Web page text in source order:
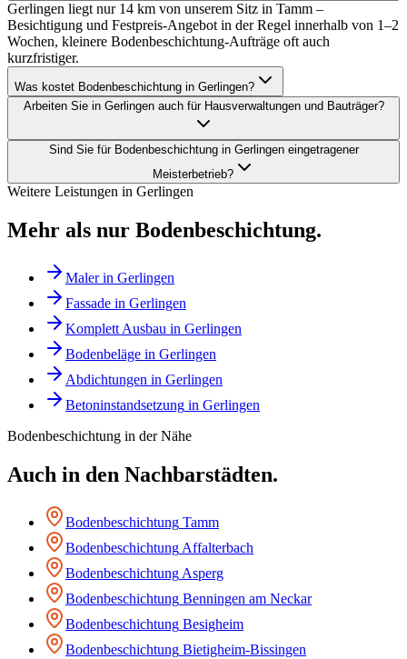
Gerlingen liegt nur 14 km von unserem Sitz in Tamm –
Besichtigung und Festpreis-Angebot in der Regel innerhalb von 1–2
Wochen, kleinere Bodenbeschichtung-Aufträge oft auch
kurzfristiger.
Was kostet Bodenbeschichtung in Gerlingen?
Arbeiten Sie in Gerlingen auch für Hausverwaltungen und Bauträger?
Sind Sie für Bodenbeschichtung in Gerlingen eingetragener
Meisterbetrieb?
Weitere Leistungen in Gerlingen
Mehr als nur Bodenbeschichtung.
Malerin Gerlingen
Fassade in Gerlingen
Komplett Ausbau in Gerlingen
Bodenbeläge in Gerlingen
Abdichtungen in Gerlingen
Betoninstandsetzung in Gerlingen
Bodenbeschichtung in der Nähe
Auch in den Nachbarstädten.
Bodenbeschichtung Tamm
Bodenbeschichtung Affalterbach
Bodenbeschichtung Asperg
Bodenbeschichtung Benningen am Neckar
Bodenbeschichtung Besigheim
Bodenbeschichtung Bietigheim-Bissingen